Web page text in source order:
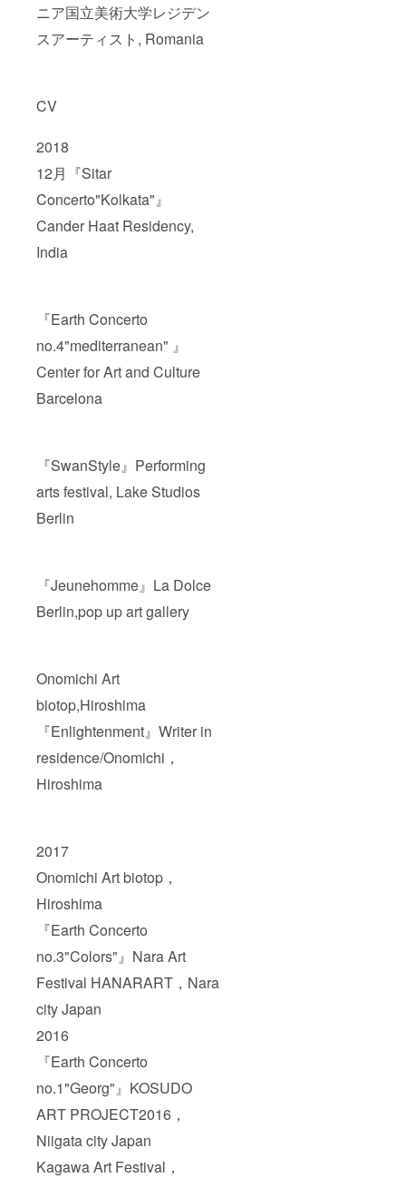
ニア国立美術大学レジデン
スアーティスト, Romania
CV
2018
12月『Sitar
Concerto"Kolkata"』
Cander Haat Residency,
India
『Earth Concerto
no.4"mediterranean" 』
Center for Art and Culture
Barcelona
『SwanStyle』Performing
arts festival, Lake Studios
Berlin
『Jeunehomme』La Dolce
Berlin,pop up art gallery
Onomichi Art
biotop,Hiroshima
『Enlightenment』Writer in
residence/Onomichi，
Hiroshima
2017
Onomichi Art biotop，
Hiroshima
『Earth Concerto
no.3"Colors"』Nara Art
Festival HANARART，Nara
city Japan
2016
『Earth Concerto
no.1"Georg"』KOSUDO
ART PROJECT2016，
Niigata city Japan
Kagawa Art Festival，